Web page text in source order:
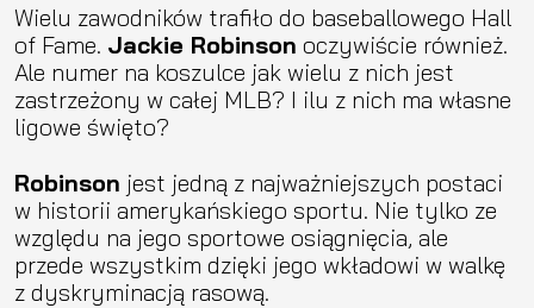
Wielu zawodników trafiło do baseballowego Hall
of Fame. Jackie Robinson oczywiście również.
Ale numer na koszulce jak wielu z nich jest
zastrzeżony w całej MLB? I ilu z nich ma własne
ligowe święto?
Robinson jest jedną z najważniejszych postaci
w historii amerykańskiego sportu. Nie tylko ze
względu na jego sportowe osiągnięcia, ale
przede wszystkim dzięki jego wkładowi w walkę
z dyskryminacją rasową.